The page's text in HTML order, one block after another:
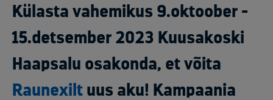
Külasta vahemikus 9.oktoober -
15.detsember 2023 Kuusakoski
Haapsalu osakonda, et võita
Raunexilt uus aku! Kampaania